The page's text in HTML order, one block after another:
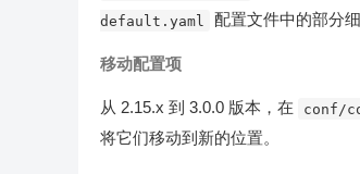
default.yaml
配置文件中的部分
移动配置项
从 2.15.x 到 3.0.0 版本，在 conf/
将它们移动到新的位置。